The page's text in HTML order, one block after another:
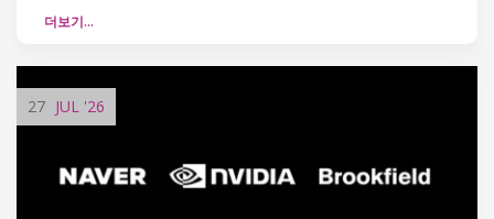
더보기…
27 JUL '26